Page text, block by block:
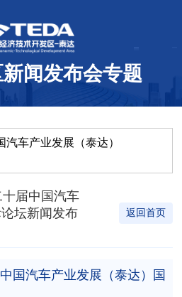
闻发布会专题
车产业发展（泰达）
届中国汽车
坛新闻发布
返回首页
国汽车产业发展（泰达）国